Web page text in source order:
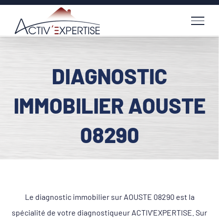
Passer
contenu
DIAGNOSTIC
IMMOBILIER AOUSTE
08290
Le diagnostic immobilier sur AOUSTE 08290 est la
spécialité de votre diagnostiqueur ACTIV'EXPERTISE. Sur